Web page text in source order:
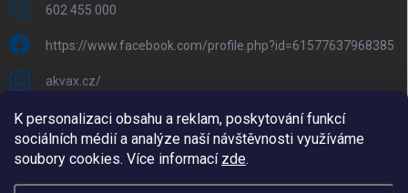
K personalizaci obsahu a reklam, poskytování funkcí
sociálních médií a analýze naší návštěvnosti využíváme
soubory cookies. Více informací zde.
602 455 000
https://www.facebook.com/profile.php?id=61577637968385
akvax.cz/
602 455 000
@akvax_cz